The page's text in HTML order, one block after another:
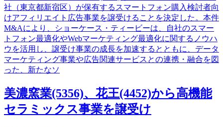
社（東京都新宿区）が保有するスマートフォン購入検討者向
けアフィリエイト広告事業を譲受けることを決定した。本件
M&Aにより、ショーケース・ティービーは、自社のスマー
トフォン最適化やWebマーケティング最適化に関するノウハ
ウを活用し、譲受け事業の成長を加速するとともに、データ
マーケティング事業や広告関連サービスとの連携・融合を図
った、新たなソ
美濃窯業(5356)、花王(4452)から高機能
セラミックス事業を譲受け